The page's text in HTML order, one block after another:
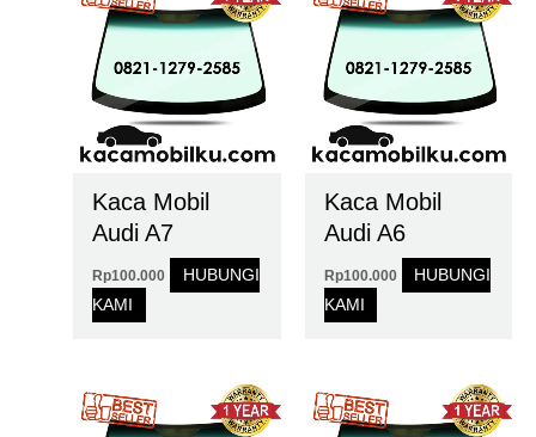
Kaca Mobil
Audi A7
Rp100.000
HUBUNGI
KAMI
Kaca Mobil
Audi A6
Rp100.000
HUBUNGI
KAMI